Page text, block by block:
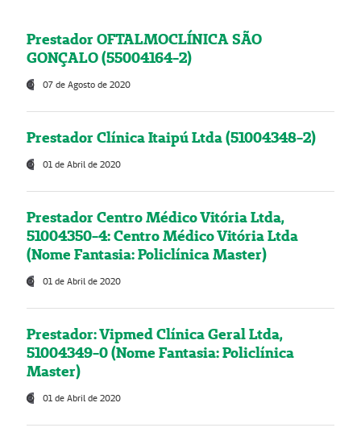
Prestador OFTALMOCLÍNICA SÃO
GONÇALO (55004164-2)
07 de Agosto de 2020
Prestador Clínica Itaipú Ltda (51004348-2)
01 de Abril de 2020
Prestador Centro Médico Vitória Ltda,
51004350-4: Centro Médico Vitória Ltda
(Nome Fantasia: Policlínica Master)
01 de Abril de 2020
Prestador: Vipmed Clínica Geral Ltda,
51004349-0 (Nome Fantasia: Policlínica
Master)
01 de Abril de 2020